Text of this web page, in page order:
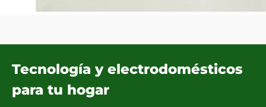
Tecnología y electrodomésticos
para tu hogar